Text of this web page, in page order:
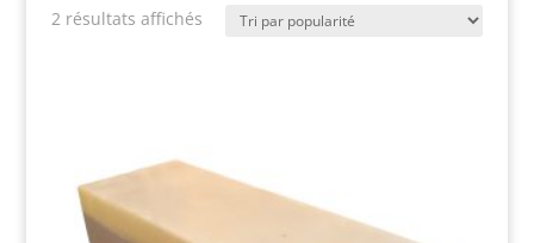
2 résultats affichésTrié